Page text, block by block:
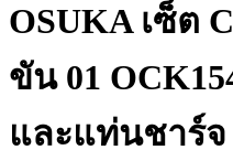
OSUKA เซ็ต
ขัน 01
และแท่นชาร์จ